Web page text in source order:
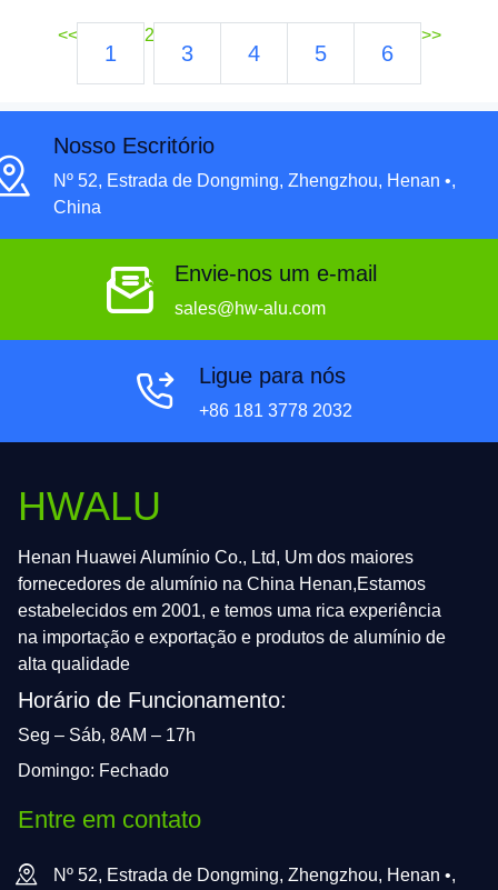
<<
1
2
3 4 5 6
>>
Nosso Escritório
Nº 52, Estrada de Dongming, Zhengzhou, Henan •,
China
Envie-nos um e-mail
sales@hw-alu.com
Ligue para nós
+86 181 3778 2032
HWALU
Henan Huawei Alumínio Co., Ltd, Um dos maiores
fornecedores de alumínio na China Henan,Estamos
estabelecidos em 2001, e temos uma rica experiência
na importação e exportação e produtos de alumínio de
alta qualidade
Horário de Funcionamento:
Seg – Sáb, 8AM – 17h
Domingo: Fechado
Entre em contato
Nº 52, Estrada de Dongming, Zhengzhou, Henan •,